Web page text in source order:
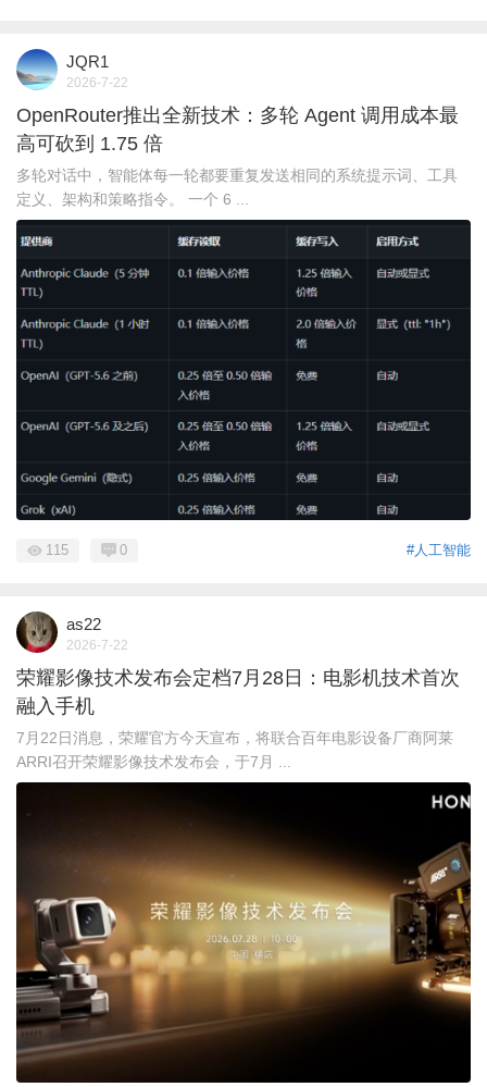
JQR1
2026-7-22
OpenRouter推出全新技术：多轮 Agent 调用成本最
高可砍到 1.75 倍
多轮对话中，智能体每一轮都要重复发送相同的系统提示词、工具
定义、架构和策略指令。 一个 6 ...
#人工智能
115 0
as22
2026-7-22
荣耀影像技术发布会定档7月28日：电影机技术首次
融入手机
7月22日消息，荣耀官方今天宣布，将联合百年电影设备厂商阿莱
ARRI召开荣耀影像技术发布会，于7月 ...